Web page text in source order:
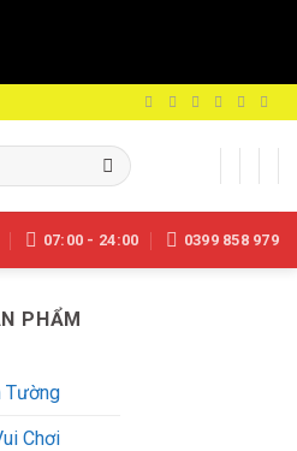
07:00 - 24:00 0399 858 979
PHẨM
Tường
Chơi